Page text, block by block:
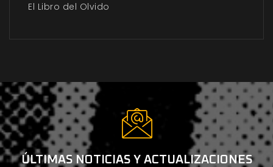
El Libro del Olvido
ÚLTIMAS NOTICIAS Y ACTUALIZACIONES